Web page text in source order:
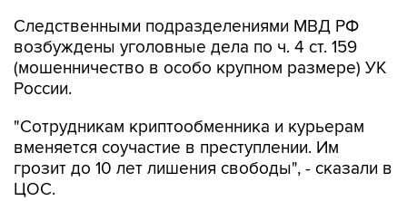
Следственными подразделениями МВД РФ
возбуждены уголовные дела по ч. 4 ст. 159
(мошенничество в особо крупном размере) УК
России.
"Сотрудникам криптообменника и курьерам
вменяется соучастие в преступлении. Им
грозит до 10 лет лишения свободы", - сказали в
ЦОС.